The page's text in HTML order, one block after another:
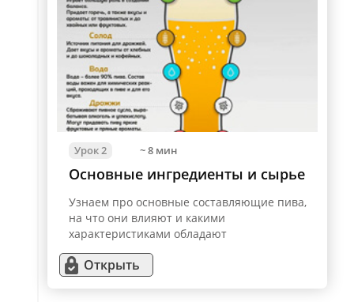
Урок 2 ~ 8 мин
Основные ингредиенты и сырье
Узнаем про основные составляющие пива,
на что они влияют и какими
характеристиками обладают
Открыть